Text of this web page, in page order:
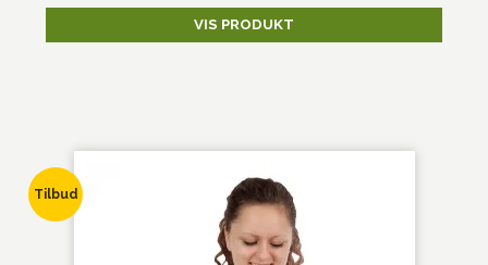
VIS PRODUKT
Tilbud